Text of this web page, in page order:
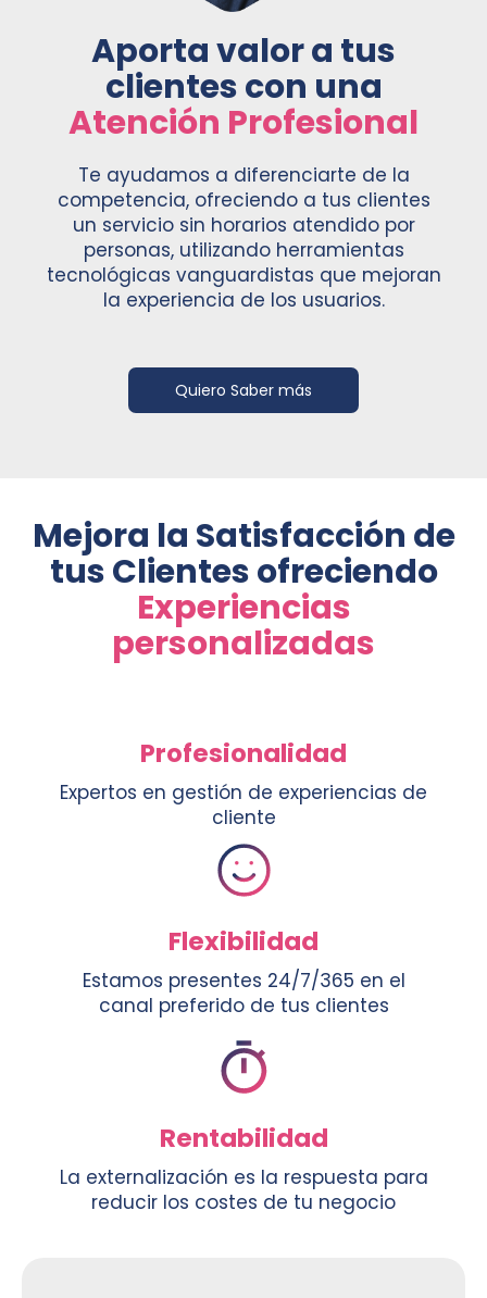
Aporta valor a tus
clientes con una
Atención Profesional
Te ayudamos a diferenciarte de la
competencia, ofreciendo a tus clientes
un servicio sin horarios atendido por
personas, utilizando herramientas
tecnológicas vanguardistas que mejoran
la experiencia de los usuarios.
Quiero Saber más
Mejora la Satisfacción de
tus Clientes ofreciendo
Experiencias
personalizadas
Profesionalidad
Expertos en gestión de experiencias de
cliente
Flexibilidad
Estamos presentes 24/7/365 en el
canal preferido de tus clientes
Rentabilidad
La externalización es la respuesta para
reducir los costes de tu negocio